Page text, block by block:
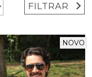
FILTRAR
NOVO